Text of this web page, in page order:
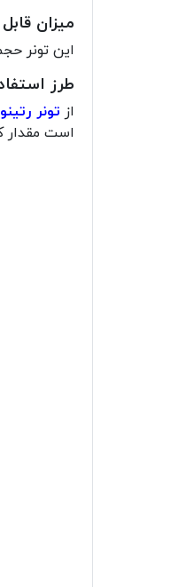
میزان
این تونر حجم
طرز
از تونر
است مقدار